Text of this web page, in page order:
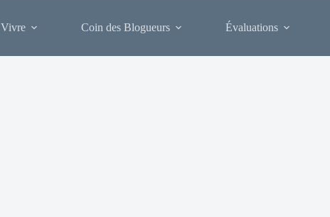
Coin des Blogueurs Évaluations